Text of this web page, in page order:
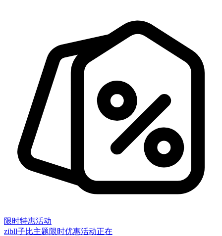
限时特惠活动
zibll子比主题限时优惠活动正在